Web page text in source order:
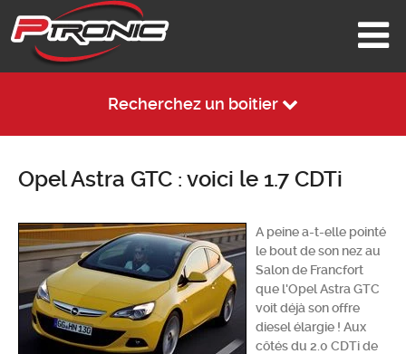
Recherchez un boitier
Opel Astra GTC : voici le 1.7 CDTi
A peine a-t-elle pointé
le bout de son nez au
Salon de Francfort
que l'Opel Astra GTC
voit déjà son offre
diesel élargie ! Aux
côtés du 2.0 CDTi de